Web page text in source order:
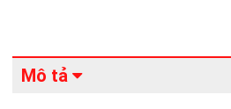
Mô tả